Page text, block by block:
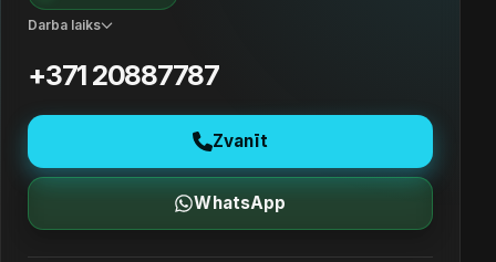
Darba laiks
+371 20887787
Zvanīt
WhatsApp